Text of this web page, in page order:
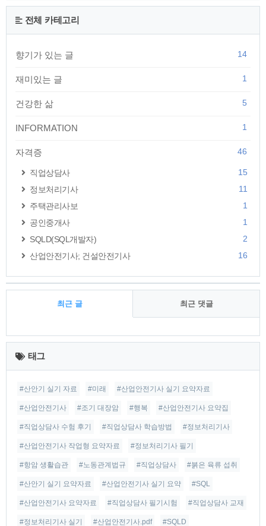
전체 카테고리
향기가 있는 글 14
재미있는 글 1
건강한 삶 5
INFORMATION 1
자격증 46
직업상담사
15
정보처리기사
11
주택관리사보
1
공인중개사
1
SQLD(SQL개발자)
2
산업안전기사; 건설안전기사
16
최근 글 최근 댓글
최
근
글
태그
#산안기 실기 자료 #미래 #산업안전기사 실기 요약자료
#산업안전기사 #조기 대장암 #행복 #산업안전기사 요약집
#직업상담사 수험 후기 #직업상담사 학습방법 #정보처리기사
#산업안전기사 작업형 요약자료 #정보처리기사 필기
#항암 생활습관 #노동관계법규 #직업상담사 #붉은 육류 섭취
#산안기 실기 요약자료 #산업안전기사 실기 요약 #SQL
#산업안전기사 요약자료 #직업상담사 필기시험 #직업상담사 교재
#정보처리기사 실기 #산업안전기사.pdf #SQLD